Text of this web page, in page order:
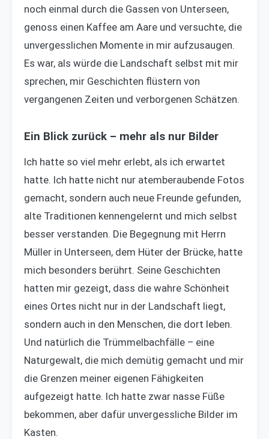
noch einmal durch die Gassen von Unterseen,
genoss einen Kaffee am Aare und versuchte, die
unvergesslichen Momente in mir aufzusaugen.
Es war, als würde die Landschaft selbst mit mir
sprechen, mir Geschichten flüstern von
vergangenen Zeiten und verborgenen Schätzen.
Ein Blick zurück – mehr als nur Bilder
Ich hatte so viel mehr erlebt, als ich erwartet
hatte. Ich hatte nicht nur atemberaubende Fotos
gemacht, sondern auch neue Freunde gefunden,
alte Traditionen kennengelernt und mich selbst
besser verstanden. Die Begegnung mit Herrn
Müller in Unterseen, dem Hüter der Brücke, hatte
mich besonders berührt. Seine Geschichten
hatten mir gezeigt, dass die wahre Schönheit
eines Ortes nicht nur in der Landschaft liegt,
sondern auch in den Menschen, die dort leben.
Und natürlich die Trümmelbachfälle – eine
Naturgewalt, die mich demütig gemacht und mir
die Grenzen meiner eigenen Fähigkeiten
aufgezeigt hatte. Ich hatte zwar nasse Füße
bekommen, aber dafür unvergessliche Bilder im
Kasten.